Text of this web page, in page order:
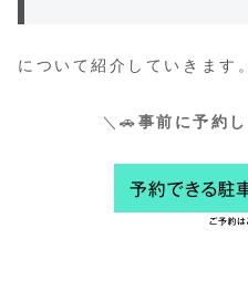
について紹介していきます。
＼🚗 事前に予約